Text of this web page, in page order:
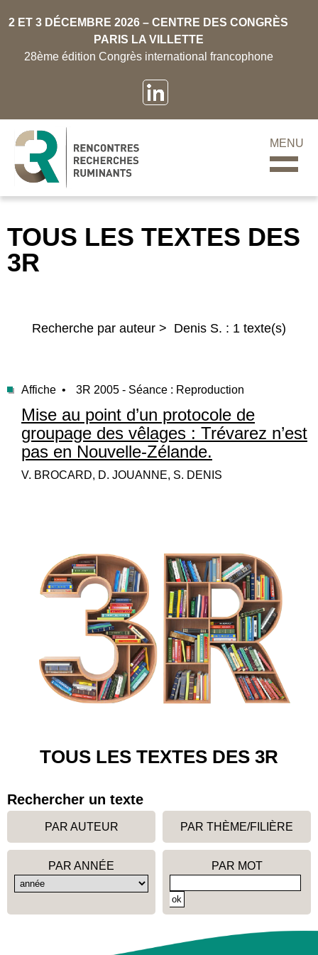
2 ET 3 DÉCEMBRE 2026 – CENTRE DES CONGRÈS
PARIS LA VILLETTE
28ème édition Congrès international francophone
MENU
TOUS LES TEXTES DES
3R
Recherche par auteur > Denis S. : 1 texte(s)
Affiche • 3R 2005 - Séance : Reproduction
Mise au point d’un protocole de
groupage des vêlages : Trévarez n’est
pas en Nouvelle-Zélande.
V. BROCARD, D. JOUANNE, S. DENIS
TOUS LES TEXTES DES 3R
Rechercher un texte
PAR AUTEUR PAR THÈME/FILIÈRE
PAR ANNÉE PAR MOT